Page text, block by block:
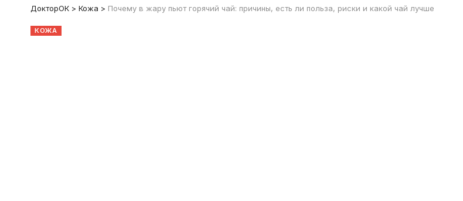
ДокторОК > Кожа > Почему в жару пьют горячий чай: причины, есть ли польза, риски и какой чай лучше
КОЖА